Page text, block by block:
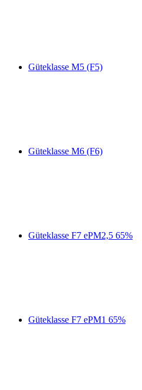
Güteklasse M5 (F5)
Güteklasse M6 (F6)
Güteklasse F7 ePM2,5 65%
Güteklasse F7 ePM1 65%